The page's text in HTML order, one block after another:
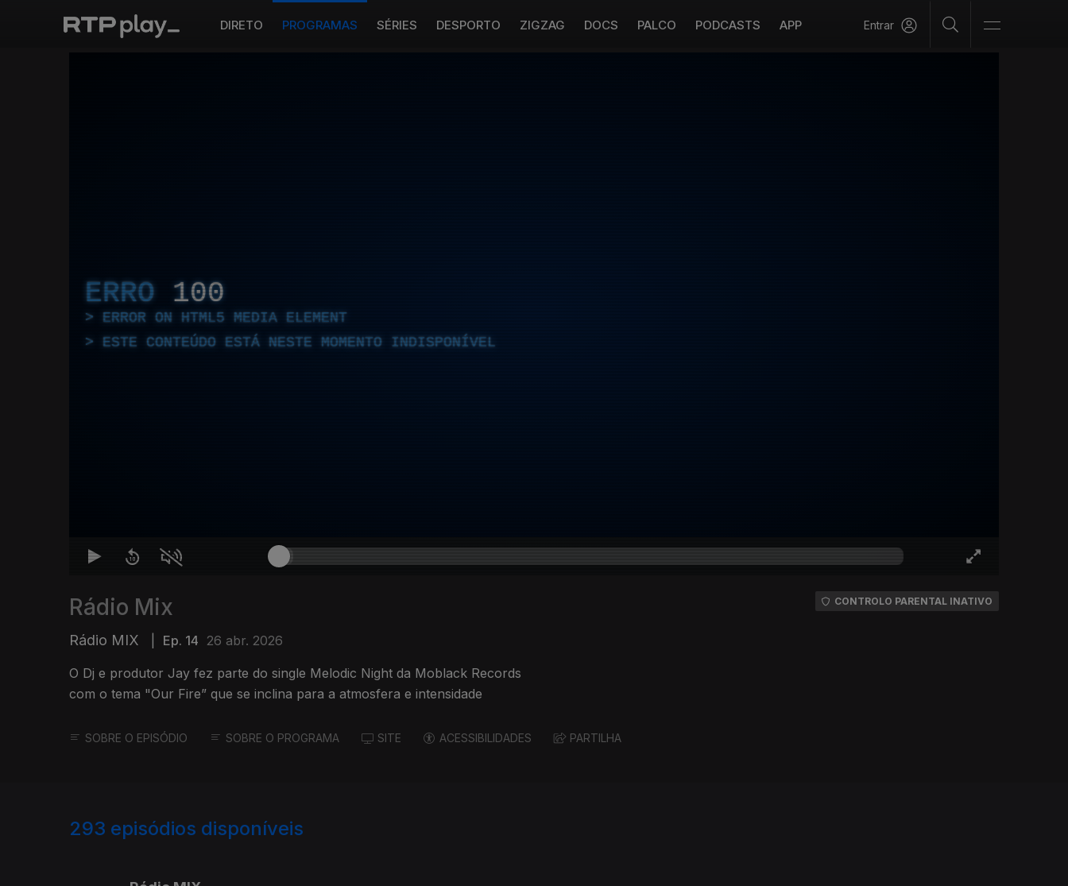
DIRETO PROGRAMAS SÉRIES DESPORTO ZIGZAG DOCS PALCO PODCASTS APP Entrar
ERRO 100
ERROR ON HTML5 MEDIA ELEMENT
ESTE CONTEÚDO ESTÁ NESTE MOMENTO INDISPONÍVEL
Rádio Mix
Rádio MIX Ep. 14 26 abr. 2026
O Dj e produtor Jay fez parte do single Melodic Night da Moblack Records
com o tema "Our Fire” que se inclina para a atmosfera e intensidade
CONTROLO PARENTAL INATIVO
SOBRE O EPISÓDIO SOBRE O PROGRAMA SITE ACESSIBILIDADES PARTILHA
293 episódios disponíveis